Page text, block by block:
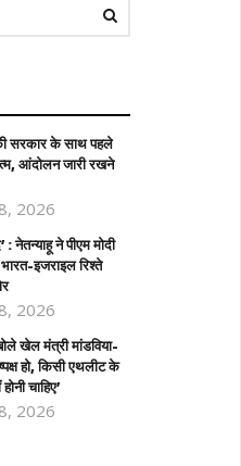
सरकार के साथ पहले
आंदोलन जारी रखने
2026
: नेतन्याहू ने पीएम मोदी
इजराइल रिश्ते
2026
खेल मंत्री मांडविया-
हो, किसी एथलीट के
चाहिए’
2026